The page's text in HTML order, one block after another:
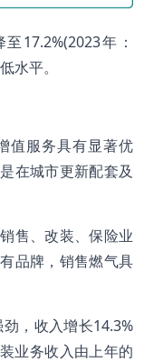
17.2%(2023年：
水平。
值服务具有显著优
在城市更新配套及
售、改装、保险业
品牌，销售燃气具
，收入增长14.3%
业务收入由上年的